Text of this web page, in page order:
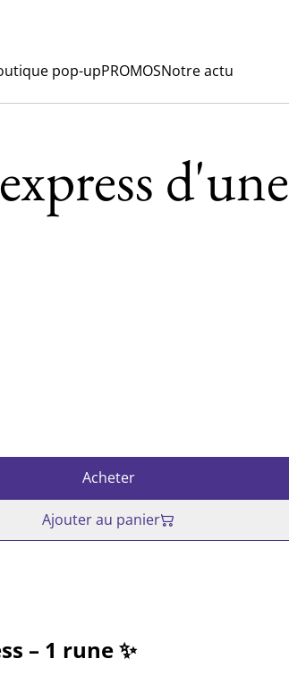
pop-upPROMOSNotre actu
d'une
Acheter
Ajouter au panier
– 1 rune ✨